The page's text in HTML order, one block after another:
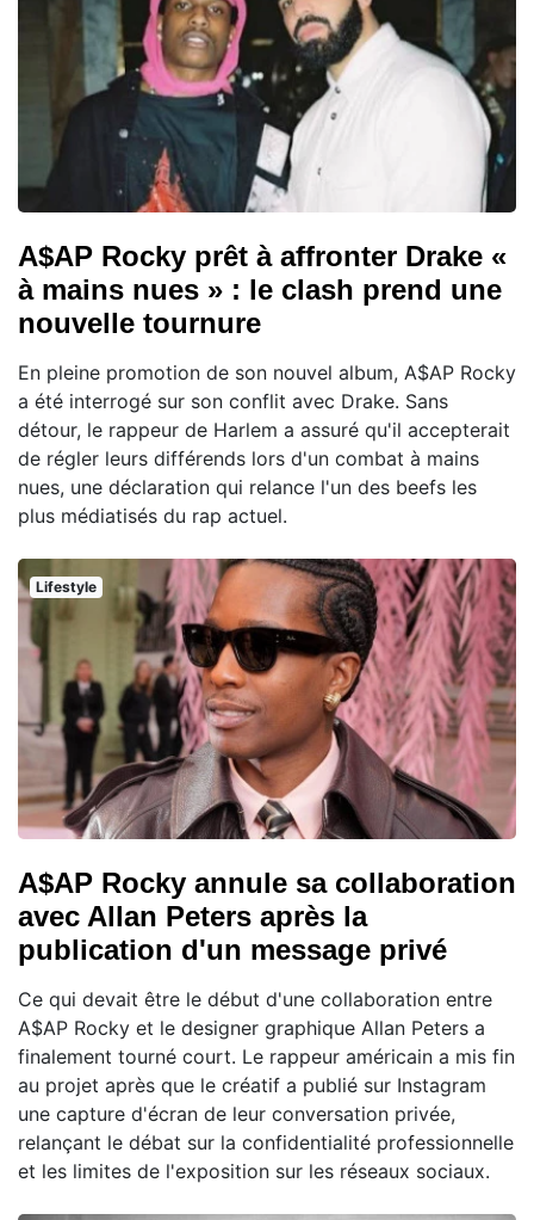
A$AP Rocky prêt à affronter Drake «
à mains nues » : le clash prend une
nouvelle tournure
En pleine promotion de son nouvel album, A$AP Rocky
a été interrogé sur son conflit avec Drake. Sans
détour, le rappeur de Harlem a assuré qu'il accepterait
de régler leurs différends lors d'un combat à mains
nues, une déclaration qui relance l'un des beefs les
plus médiatisés du rap actuel.
Lifestyle
A$AP Rocky annule sa collaboration
avec Allan Peters après la
publication d'un message privé
Ce qui devait être le début d'une collaboration entre
A$AP Rocky et le designer graphique Allan Peters a
finalement tourné court. Le rappeur américain a mis fin
au projet après que le créatif a publié sur Instagram
une capture d'écran de leur conversation privée,
relançant le débat sur la confidentialité professionnelle
et les limites de l'exposition sur les réseaux sociaux.